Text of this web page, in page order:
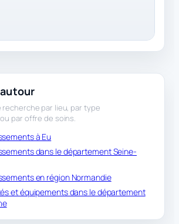
recherche par lieu, par type
par offre de soins.
à Eu
dans le département Seine-
en région Normandie
et équipements dans le département